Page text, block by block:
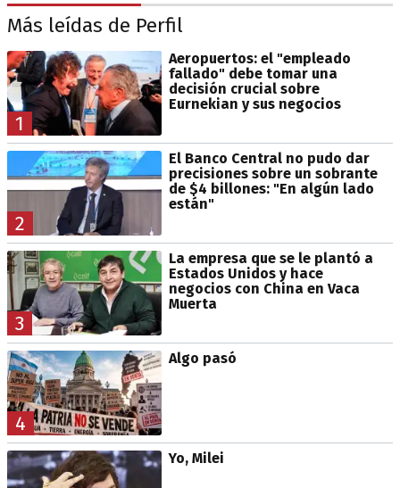
Más leídas de Perfil
1
Aeropuertos: el "empleado
fallado" debe tomar una
decisión crucial sobre
Eurnekian y sus negocios
2
El Banco Central no pudo dar
precisiones sobre un sobrante
de $4 billones: "En algún lado
están"
3
La empresa que se le plantó a
Estados Unidos y hace
negocios con China en Vaca
Muerta
4
Algo pasó
Yo, Milei